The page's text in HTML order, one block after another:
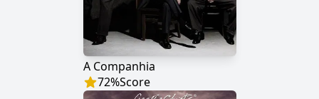
A Companhia
72%Score